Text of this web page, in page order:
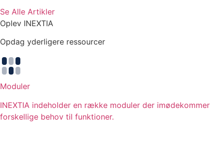
Se Alle Artikler
Oplev INEXTIA
Opdag yderligere ressourcer
Moduler
INEXTIA indeholder en række moduler der imødekommer
forskellige behov til funktioner.